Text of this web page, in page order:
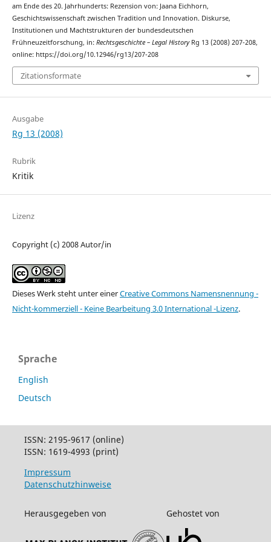
am Ende des 20. Jahrhunderts: Rezension von: Jaana Eichhorn,
Geschichtswissenschaft zwischen Tradition und Innovation. Diskurse,
Institutionen und Machtstrukturen der bundesdeutschen
Frühneuzeitforschung, in: Rechtsgeschichte – Legal HistoryRg 13 (2008) 207-208,
online: https://doi.org/10.12946/rg13/207-208
Zitationsformate
Ausgabe
Rg 13 (2008)
Rubrik
Kritik
Lizenz
Copyright (c) 2008 Autor/in
Dieses Werk steht unter einerCreative Commons Namensnennung -
Nicht-kommerziell - Keine Bearbeitung 3.0 International -Lizenz.
Sprache
English
Deutsch
ISSN: 2195-9617 (online)
ISSN: 1619-4993 (print)
Impressum
Datenschutzhinweise
Herausgegeben von Gehostet von